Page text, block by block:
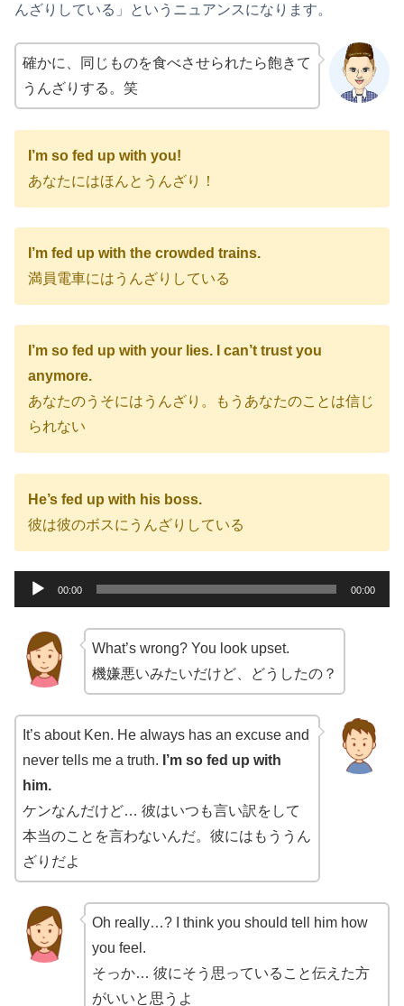
んざりしている」というニュアンスになります。
確かに、同じものを食べさせられたら飽きて
うんざりする。笑
I’m so fed up with you!
あなたにはほんとうんざり！
I’m fed up with the crowded trains.
満員電車にはうんざりしている
I’m so fed up with your lies. I can’t trust you
anymore.
あなたのうそにはうんざり。もうあなたのことは信じ
られない
He’s fed up with his boss.
彼は彼のボスにうんざりしている
声
レ
ー
00:00 00:00
What’s wrong? You look upset.
機嫌悪いみたいだけど、どうしたの？
It’s about Ken. He always has an excuse and
never tells me a truth. I’m so fed up with
him.
ケンなんだけど… 彼はいつも言い訳をして
本当のことを言わないんだ。彼にはもううん
ざりだよ
Oh really…? I think you should tell him how
you feel.
そっか… 彼にそう思っていること伝えた方
がいいと思うよ